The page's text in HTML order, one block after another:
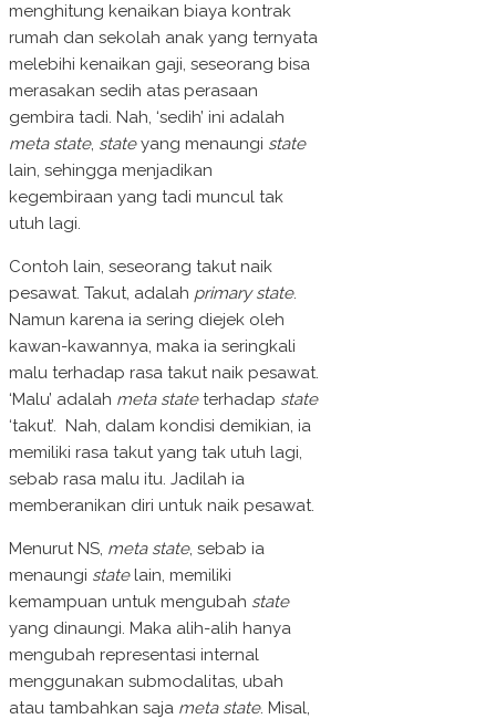
menghitung kenaikan biaya kontrak
rumah dan sekolah anak yang ternyata
melebihi kenaikan gaji, seseorang bisa
merasakan sedih atas perasaan
gembira tadi. Nah, ‘sedih’ ini adalah
meta state, stateyang menaungi state
lain, sehingga menjadikan
kegembiraan yang tadi muncul tak
utuh lagi.
Contoh lain, seseorang takut naik
pesawat. Takut, adalah primary state.
Namun karena ia sering diejek oleh
kawan-kawannya, maka ia seringkali
malu terhadap rasa takut naik pesawat.
‘Malu’ adalah meta stateterhadap state
‘takut’. Nah, dalam kondisi demikian, ia
memiliki rasa takut yang tak utuh lagi,
sebab rasa malu itu. Jadilah ia
memberanikan diri untuk naik pesawat.
Menurut NS, meta state, sebab ia
menaungi statelain, memiliki
kemampuan untuk mengubah state
yang dinaungi. Maka alih-alih hanya
mengubah representasi internal
menggunakan submodalitas, ubah
atau tambahkan saja meta state. Misal,